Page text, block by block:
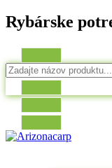
Rybárske